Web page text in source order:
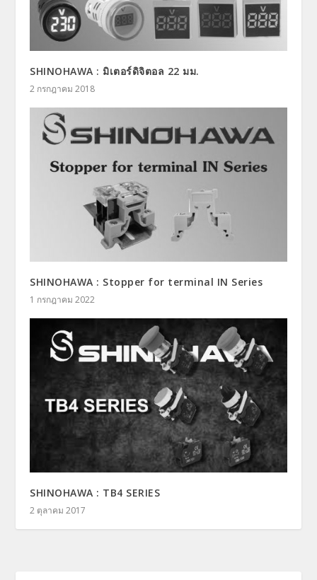
SHINOHAWA : มิเตอร์ดิจิตอล 22 มม.
2 กรกฎาคม 2018
SHINOHAWA : Stopper for terminal IN Series
1 กรกฎาคม 2022
SHINOHAWA : TB4 SERIES
2 ตุลาคม 2017